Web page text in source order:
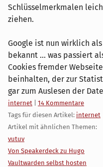
Schlüsselmerkmalen
ziehen.
Google ist nun wirklich
bekannt ... was passiert
Cookies fremder
beinhalten, der zur
gar zum Auslesen der
Kategorien:
internet
14 Kommentare
Tags für diesen Artikel: internet
Artikel mit ähnlichen Themen:
vutuv
Von Speakerdeck zu Hugo
Vaultwarden selbst hosten